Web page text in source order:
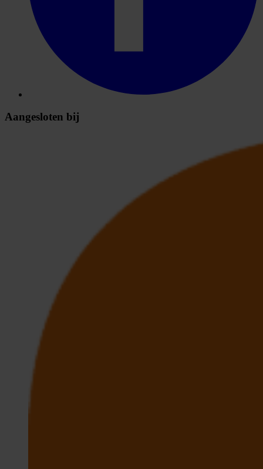
Aangesloten bij